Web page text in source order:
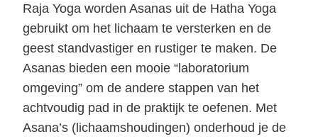
Raja Yoga worden Asanas uit de Hatha Yoga
gebruikt om het lichaam te versterken en de
geest standvastiger en rustiger te maken. De
Asanas bieden een mooie “laboratorium
omgeving” om de andere stappen van het
achtvoudig pad in de praktijk te oefenen. Met
Asana’s (lichaamshoudingen) onderhoud je de